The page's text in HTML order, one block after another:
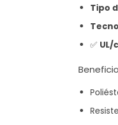
Tipo
✅ UL/